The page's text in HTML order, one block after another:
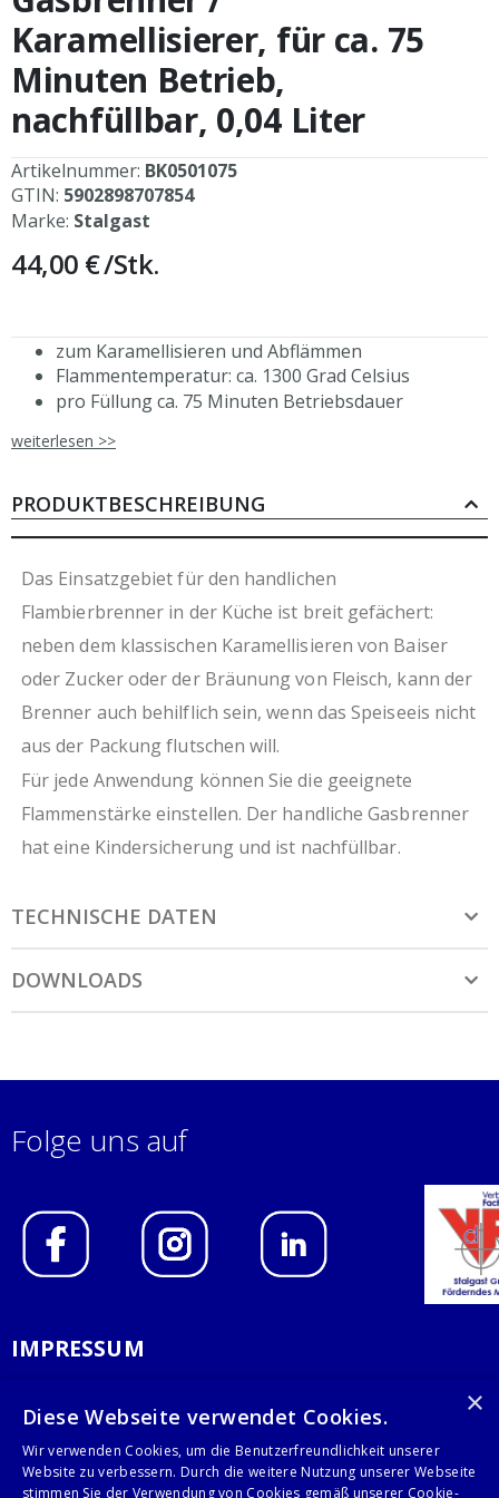
der
Bildergalerie
springen
Karamellisierer, für ca. 75
Minuten Betrieb,
nachfüllbar, 0,04 Liter
Artikelnummer: BK0501075
GTIN: 5902898707854
Marke: Stalgast
44,00 €/Stk.
zum Karamellisieren und Abflämmen
Flammentemperatur: ca. 1300 Grad Celsius
pro Füllung ca. 75 Minuten Betriebsdauer
einstellbare Flamme
Standardventil zum Befüllen mit Feuerzeuggas
(Butan)
nicht für den Dauerbetrieb geeignet
maximale Brenndauer bis zu 5 min.
Auslieferung ungefüllt
Gas ist nicht im Lieferumfang enthalten
weiterlesen >>
PRODUKTBESCHREIBUNG
Das Einsatzgebiet für den handlichen
Flambierbrenner in der Küche ist breit gefächert:
neben dem klassischen Karamellisieren von Baiser
oder Zucker oder der Bräunung von Fleisch, kann der
Brenner auch behilflich sein, wenn das Speiseeis nicht
aus der Packung flutschen will.
Für jede Anwendung können Sie die geeignete
Flammenstärke einstellen. Der handliche Gasbrenner
hat eine Kindersicherung und ist nachfüllbar.
TECHNISCHE DATEN
DOWNLOADS
Folge uns auf
IMPRESSUM
AGB
KONTAKT
×
Diese Webseite verwendet Cookies.
Wir verwenden Cookies, um die Benutzerfreundlichkeit unserer
Website zu verbessern. Durch die weitere Nutzung unserer Webseite
stimmen Sie der Verwendung von Cookies gemäß unserer Cookie-